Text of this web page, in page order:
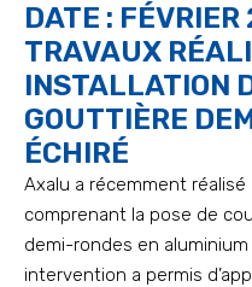
DATE :
TRAVAUX
INSTALLATION
GOUTTIÈRE
ÉCHIRÉ
Axalu a récemment réalisé
comprenant la pose de
demi-rondes en
intervention a permis